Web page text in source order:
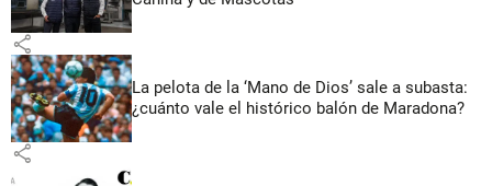
share
La pelota de la ‘Mano de Dios’ sale a subasta:
¿cuánto vale el histórico balón de Maradona?
share